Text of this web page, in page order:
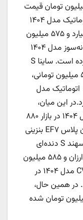
مدل ۱۴۰۳ در حدود ۷۵۰ میلیون تومان قیمت
پیدا کرد. ری‌را ۱.۷ لیتر توربو ۶ سرعته اتوماتیک مدل ۱۴۰۴
اما ۱۵ میلیارد تومان ارزان شد و یک میلیارد و ۵۷۵ میلیون
تومان قیمت خورد.ساینا S دنده‌ای دوگانه‌سوز مدل ۱۴۰۴
در حدود ۵۹۵ میلیون تومان قیمت خورده است. ساینا S
دنده‌ای بنزینی مدل ۱۴۰۴ نیز با کاهش ۵ میلیون تومانی،
۵۰۵ میلیون تومان شده است. ساینا S اتوماتیک مدل
این میان،
سمند سورن پلاس EF۷ دوگانه‌سوز مدل ۱۴۰۴ در بازار ۸۸۰
میلیون تومان فروخته شد. سمند سورن پلاس EF۷ بنزینی
مدل ۱۴۰۴ نیز ۸۶۰ میلیون تومان شد. سهند S دنده‌ای
بنزینی مدل ۱۴۰۳ هم ۱۰ میلیون تومان ارزان و ۵۸۵ میلیون
تومان شده است.شاهین G اتومات CVT مدل ۱۴۰۴ در
در همین حال،
مدل ۱۴۰۴ در بازار ۵۱۰ میلیون تومان شده